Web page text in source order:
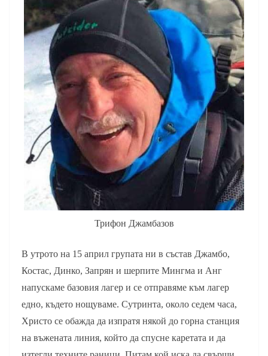
Трифон Джамбазов
В утрото на 15 април групата ни в състав Джамбо,
Костас, Динко, Запрян и шерпите Мингма и Анг
напускаме базовия лагер и се отправяме към лагер
едно, където нощуваме. Сутринта, около седем часа,
Христо се обажда да изпратя някой до горна станция
на въжената линия, който да спусне каретата и да